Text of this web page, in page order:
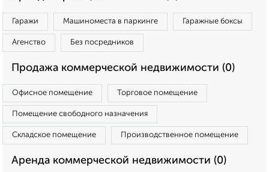
Гаражи Машиноместа в паркинге Гаражные боксы
Агенство Без посредников
Продажа коммерческой недвижимости (0)
Офисное помещение Торговое помещение
Помещение свободного назначения
Складское помещение Производственное помещение
Аренда коммерческой недвижимости (0)